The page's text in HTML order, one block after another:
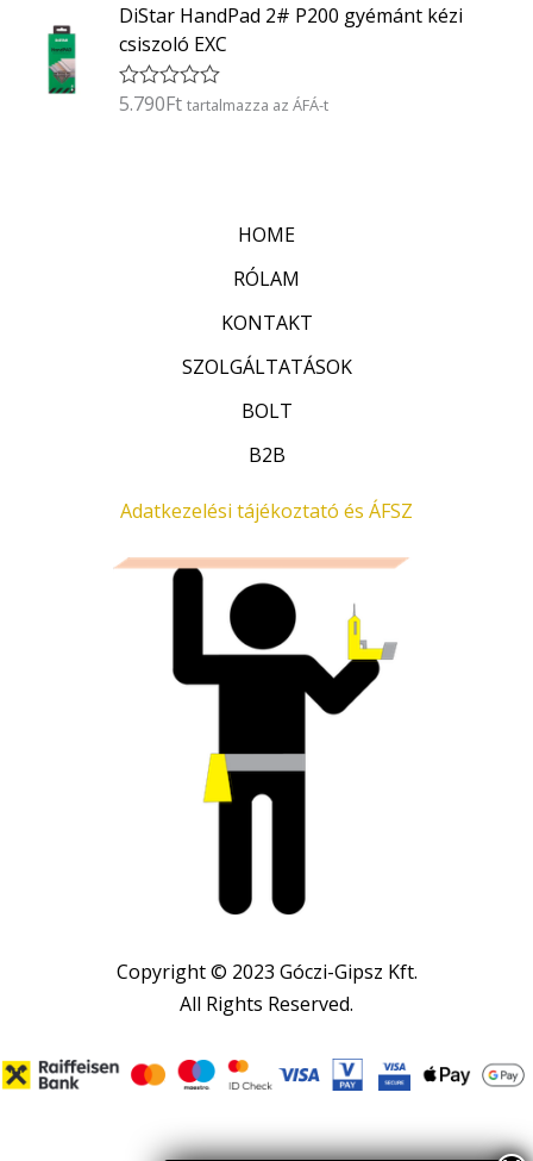
/
5
é
e
l
é
s
DiStar HandPad 2# P200 gyémánt kézi
csiszoló EXC
É
5.790Ft tartalmazza az ÁFÁ-t
HOME
RÓLAM
KONTAKT
SZOLGÁLTATÁSOK
BOLT
B2B
Adatkezelési tájékoztató és ÁFSZ
Copyright © 2023 Góczi-Gipsz Kft.
All Rights Reserved.